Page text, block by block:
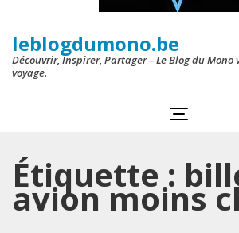
leblogdumono.be
Découvrir, Inspirer, Partager – Le Blog du Mono
voyage.
Étiquette :
avion moins